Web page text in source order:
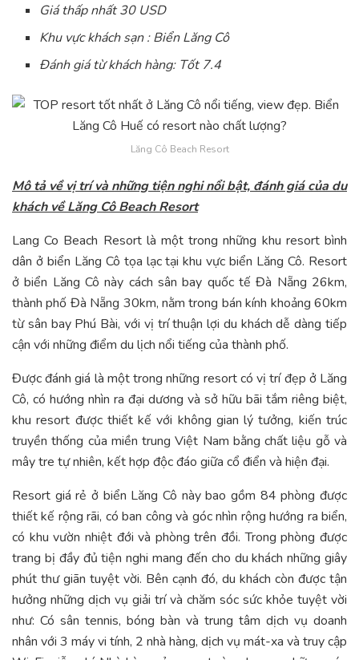
Giá thấp nhất 30 USD
Khu vực khách sạn : Biển Lăng Cô
Đánh giá từ khách hàng: Tốt 7.4
Lăng Cô Beach Resort
Mô tả về vị trí và những tiện nghi nổi bật, đánh giá của du
khách về Lăng Cô Beach Resort
Lang Co Beach Resort là một trong những khu resort bình
dân ở biển Lăng Cô tọa lạc tại khu vực biển Lăng Cô. Resort
ở biển Lăng Cô này cách sân bay quốc tế Đà Nẵng 26km,
thành phố Đà Nẵng 30km, nằm trong bán kính khoảng 60km
từ sân bay Phú Bài, với vị trí thuận lợi du khách dễ dàng tiếp
cận với những điểm du lịch nổi tiếng của thành phố.
Được đánh giá là một trong những resort có vị trí đẹp ở Lăng
Cô, có hướng nhìn ra đại dương và sở hữu bãi tắm riêng biệt,
khu resort được thiết kế với không gian lý tưởng, kiến trúc
truyền thống của miền trung Việt Nam bằng chất liệu gỗ và
mây tre tự nhiên, kết hợp độc đáo giữa cổ điển và hiện đại.
Resort giá rẻ ở biển Lăng Cô này bao gồm 84 phòng được
thiết kế rộng rãi, có ban công và góc nhìn rộng hướng ra biển,
có khu vườn nhiệt đới và phòng trên đồi. Trong phòng được
trang bị đầy đủ tiện nghi mang đến cho du khách những giây
phút thư giãn tuyệt vời. Bên cạnh đó, du khách còn được tận
hưởng những dịch vụ giải trí và chăm sóc sức khỏe tuyệt vời
như: Có sân tennis, bóng bàn và trung tâm dịch vụ doanh
nhân với 3 máy vi tính, 2 nhà hàng, dịch vụ mát-xa và truy cập